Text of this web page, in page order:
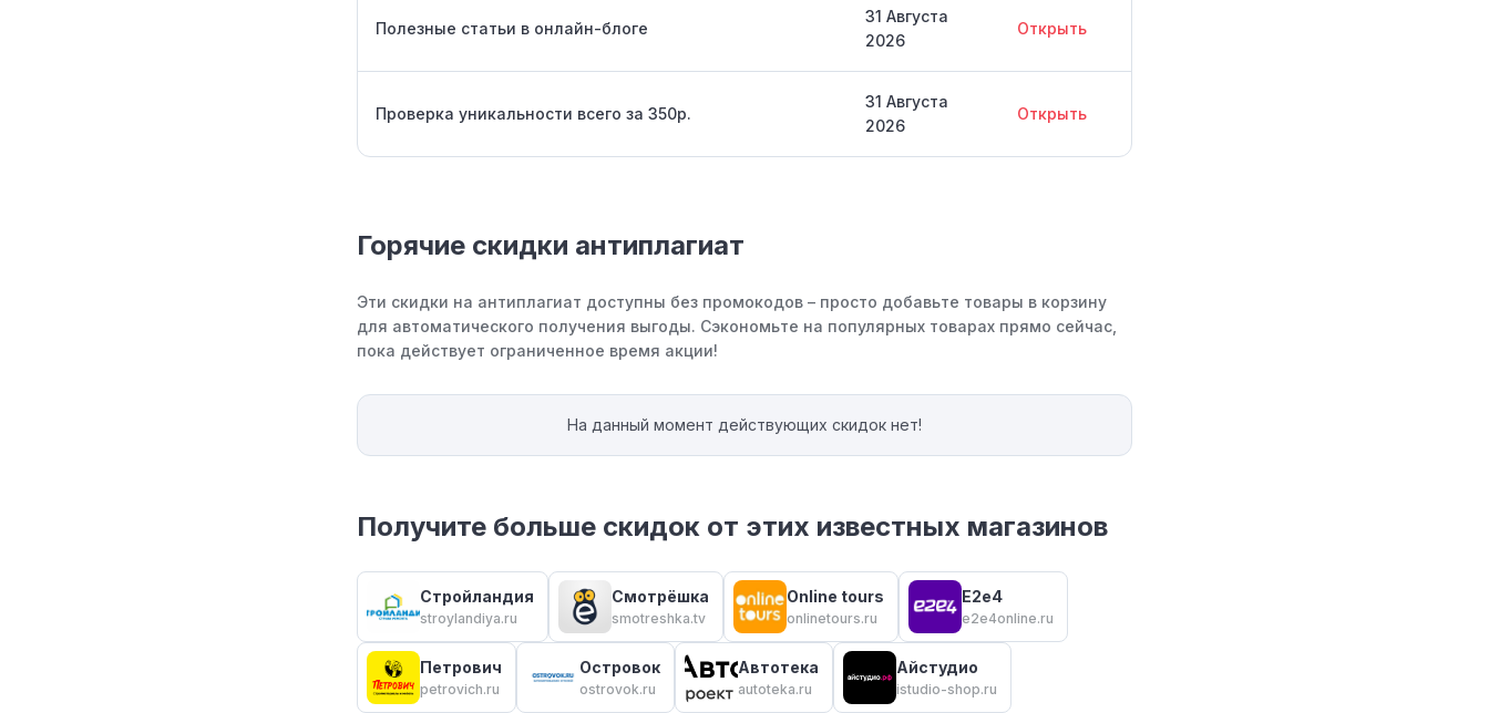
Полезные статьи в онлайн-блоге
31 Августа
2026
Открыть
Проверка уникальности всего за 350р.
31 Августа
2026
Открыть
Горячие скидки антиплагиат
Эти скидки на антиплагиат доступны без промокодов – просто добавьте товары в корзину
для автоматического получения выгоды. Сэкономьте на популярных товарах прямо сейчас,
пока действует ограниченное время акции!
На данный момент действующих скидок нет!
Получите больше скидок от этих известных магазинов
Стройландия
stroylandiya.ru
Смотрёшка
smotreshka.tv
Online tours
onlinetours.ru
E2e4
e2e4online.ru
Петрович
petrovich.ru
Островок
ostrovok.ru
Автотека
autoteka.ru
Айстудио
istudio-shop.ru